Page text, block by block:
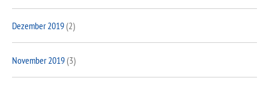
Dezember 2019(2)
November 2019(3)